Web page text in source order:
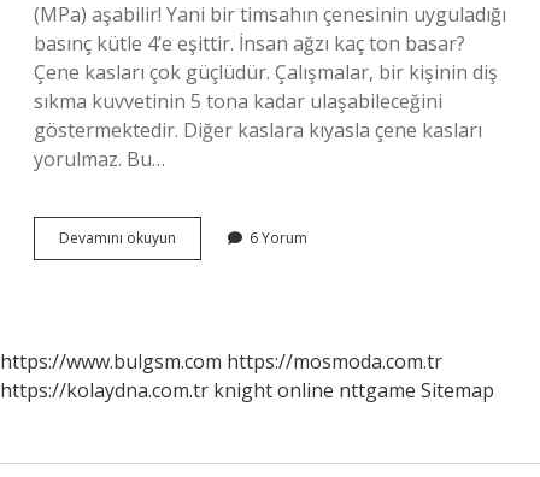
(MPa) aşabilir! Yani bir timsahın çenesinin uyguladığı
basınç kütle 4’e eşittir. İnsan ağzı kaç ton basar?
Çene kasları çok güçlüdür. Çalışmalar, bir kişinin diş
sıkma kuvvetinin 5 tona kadar ulaşabileceğini
göstermektedir. Diğer kaslara kıyasla çene kasları
yorulmaz. Bu…
Devamını okuyun
Kaç
6 Yorum
https://www.bulgsm.com https://mosmoda.com.tr
https://kolaydna.com.tr knight online nttgame Sitemap